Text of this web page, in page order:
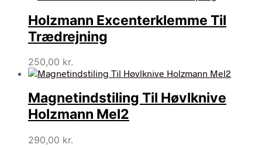
Holzmann Excenterklemme Til
Trædrejning
250,00 kr.
Magnetindstiling Til Høvlknive
Holzmann Mel2
290,00 kr.